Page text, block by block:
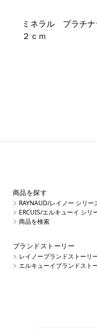
ミネラル プラチ
２ｃｍ
商品を探す
RAYNAUD/レイノー シリー
ERCUIS/エルキューイ シリ
商品を検索
ブランドストーリー
レイノーブランドストーリ
エルキューイブランドスト